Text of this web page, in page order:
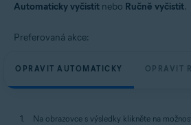
Automaticky vyčistit nebo Ručně vyčistit.
Preferovaná akce:
OPRAVIT AUTOMATICKY OPRAVIT
Na obrazovce s výsledky klikněte na